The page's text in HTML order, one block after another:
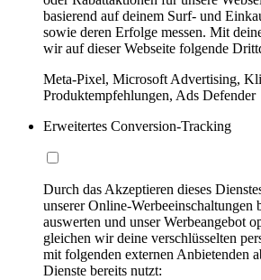
basierend auf deinem Surf- und
sowie deren Erfolge messen. Mit
wir auf dieser Webseite folgende
Meta-Pixel, Microsoft Advertising,
Produktempfehlungen, Ads Defender
Erweitertes Conversion-Tracking
Durch das Akzeptieren dieses
unserer Online-Werbeeinschaltungen
auswerten und unser Werbeangebot
gleichen wir deine verschlüsselten
mit folgenden externen Anbietenden
Dienste bereits nutzt: